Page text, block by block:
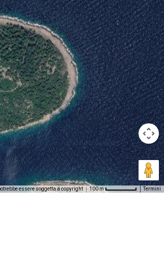
essere soggetta a copyright 100 m Termini